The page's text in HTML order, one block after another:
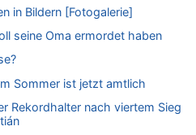
zu
neuer Nationalcoach der Roten
Sommer ist jetzt amtlich
Block zu
die Reise geht…“
in Bildern [Fotogalerie]
seine Oma ermordet haben
Sommer ist jetzt amtlich
Rekordhalter nach viertem Sieg